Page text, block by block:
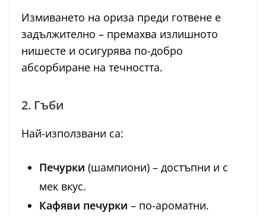
Измиването на ориза преди готвене е
задължително – премахва излишното
нишесте и осигурява по-добро
абсорбиране на течността.
2. Гъби
Най-използвани са:
Печурки (шампиони) – достъпни и с
мек вкус.
Кафяви печурки – по-ароматни.